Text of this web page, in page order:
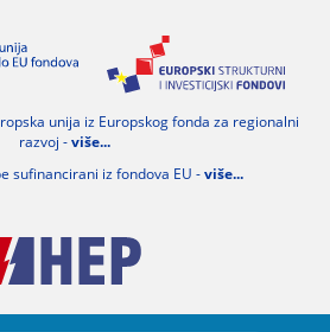
unija iz Europskog fonda za regionalni
razvoj -više...
sufinancirani iz fondova EU -više...